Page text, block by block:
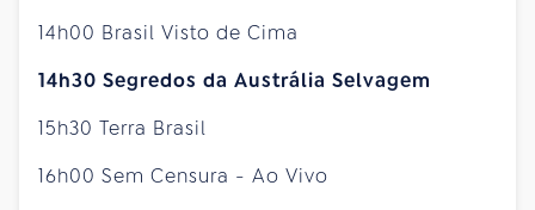
14h00 Brasil Visto de Cima
14h30 Segredos da Austrália Selvagem
15h30 Terra Brasil
16h00 Sem Censura - Ao Vivo